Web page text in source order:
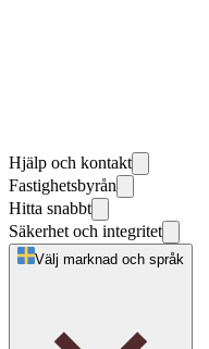
Hjälp och kontakt
Fastighetsbyrån
Hitta snabbt
Säkerhet och integritet
Välj marknad och språk